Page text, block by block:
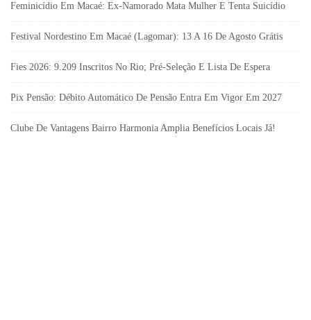
Feminicídio Em Macaé: Ex-Namorado Mata Mulher E Tenta Suicídio
Festival Nordestino Em Macaé (Lagomar): 13 A 16 De Agosto Grátis
Fies 2026: 9.209 Inscritos No Rio; Pré-Seleção E Lista De Espera
Pix Pensão: Débito Automático De Pensão Entra Em Vigor Em 2027
Clube De Vantagens Bairro Harmonia Amplia Benefícios Locais Já!